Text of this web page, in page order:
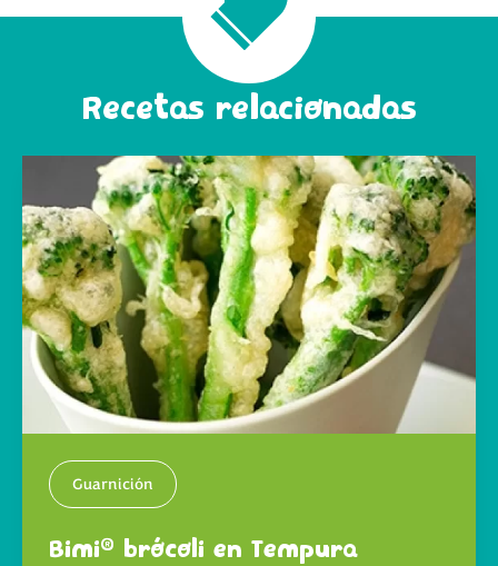
Recetas relacionadas
Guarnición
Bimi® brócoli en Tempura